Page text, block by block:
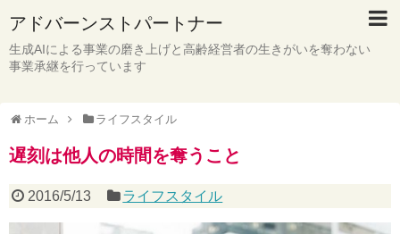
アドバーンストパートナー
生成AIによる事業の磨き上げと高齢経営者の生きがいを奪わない
事業承継を行っています
ホーム ライフスタイル
遅刻は他人の時間を奪うこと
2016/5/13 ライフスタイル